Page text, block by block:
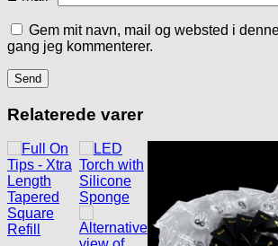
Gem mit navn, mail og websted i
gang jeg kommenterer.
Relaterede varer